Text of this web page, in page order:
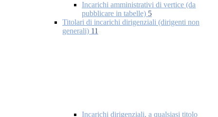
Incarichi amministrativi di vertice (da
pubblicare in tabelle) 5
Titolari di incarichi dirigenziali (dirigenti non
generali) 11
Incarichi dirigenziali, a qualsiasi titolo